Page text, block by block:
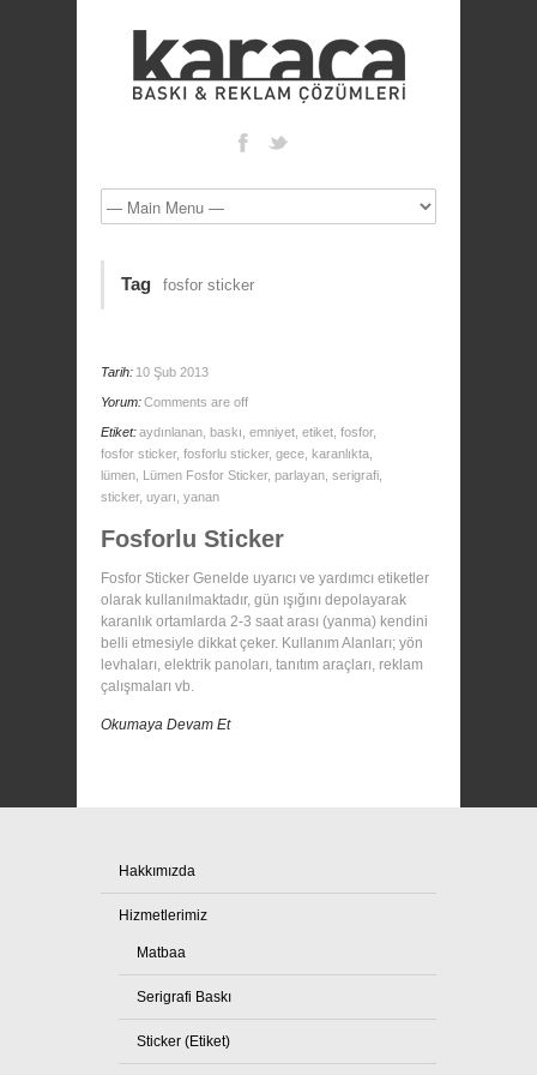
Tag fosfor sticker
Tarih: 10 Şub 2013
Yorum:Comments are off
Etiket:aydınlanan baskı emniyet etiket fosfor,
fosfor sticker, fosforlu sticker, gece karanlıkta
lümen Lümen Fosfor Sticker, parlayan serigrafi
sticker, uyarı yanan
Fosforlu Sticker
Fosfor Sticker Genelde uyarıcı ve yardımcı etiketler
olarak kullanılmaktadır, gün ışığını depolayarak
karanlık ortamlarda 2-3 saat arası (yanma) kendini
belli etmesiyle dikkat çeker. Kullanım Alanları; yön
levhaları, elektrik panoları, tanıtım araçları, reklam
çalışmaları vb.
Okumaya Devam Et
Hakkımızda
Hizmetlerimiz
Matbaa
Serigrafi Baskı
Sticker (Etiket)